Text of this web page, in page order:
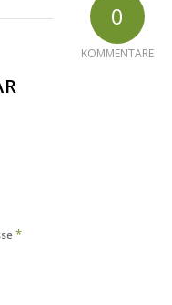
0
KOMMENTARE
*